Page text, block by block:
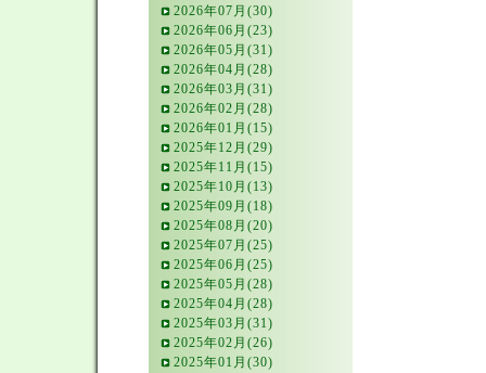
2026年07月(30)
2026年06月(23)
2026年05月(31)
2026年04月(28)
2026年03月(31)
2026年02月(28)
2026年01月(15)
2025年12月(29)
2025年11月(15)
2025年10月(13)
2025年09月(18)
2025年08月(20)
2025年07月(25)
2025年06月(25)
2025年05月(28)
2025年04月(28)
2025年03月(31)
2025年02月(26)
2025年01月(30)